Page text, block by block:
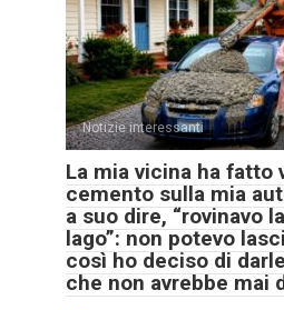
Notizie interessanti
La mia vicina ha fatto
cemento sulla mia
a suo dire, “rovinavo
lago”: non potevo
così ho deciso di
che non avrebbe mai